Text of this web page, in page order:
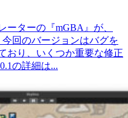
ーターの『mGBA』が、
回のバージョンはバグを
おり、いくつか重要な修正
の詳細は...